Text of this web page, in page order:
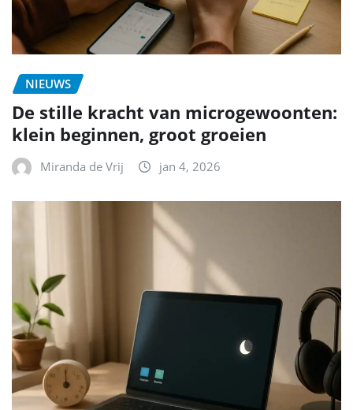
NIEUWS
De stille kracht van microgewoonten:
klein beginnen, groot groeien
Miranda de Vrij jan 4, 2026